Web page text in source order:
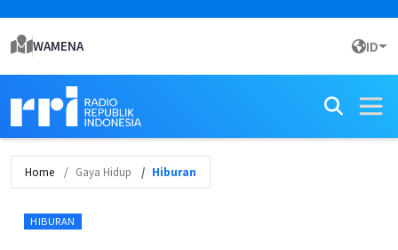
WAMENA ID
Home Gaya Hidup Hiburan
HIBURAN